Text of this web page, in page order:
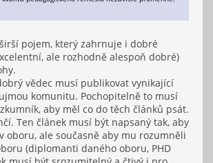
pojem, který zahrnuje i dobré
ale rozhodně alespoň dobré)
vědec musí publikovat vynikající
komunitu. Pochopitelně to musí
aby měl co do těch článků psát.
Ten článek musí být napsaný tak, aby
oboru, ale současně aby mu rozumněli
(diplomanti daného oboru, PHD